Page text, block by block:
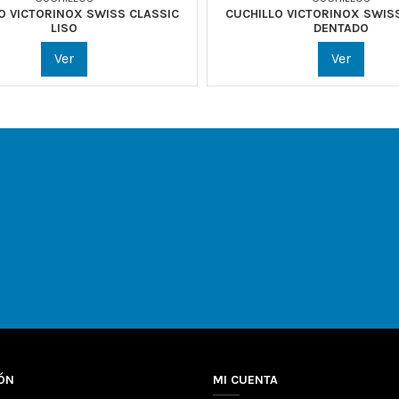
VICTORINOX SWISS CLASSIC
LISO
Ver
CUCHILLO VICTORINOX
DENTADO
Ver
MI CUENTA